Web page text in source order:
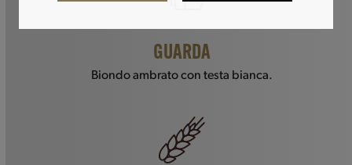
GUARDA
Biondo ambrato con testa bianca.